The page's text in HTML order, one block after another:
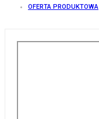
OFERTA PRODUKTOWA